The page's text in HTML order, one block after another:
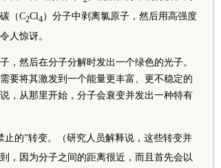
（C2Cl4）分子中剥离氯原子，然后用高强度
人惊讶。
，然后在分子分解时发出一个绿色的光子。
要将其激发到一个能量更丰富、更不稳定的
，从那里开始，分子会衰变并发出一种特有
的”转变。（研究人员解释说，这些转变并
，因为分子之间的距离很近，而且首先会以